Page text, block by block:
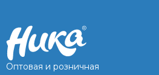
Оптовая и розничная